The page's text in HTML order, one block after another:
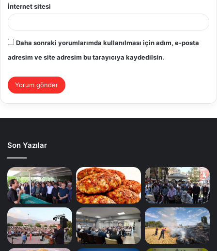
İnternet sitesi
Daha sonraki yorumlarımda kullanılması için adım, e-posta
adresim ve site adresim bu tarayıcıya kaydedilsin.
Son Yazılar